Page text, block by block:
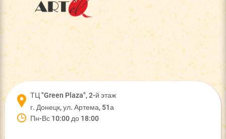
ТЦ "Green Plaza", 2-й этаж
г. Донецк, ул. Артема, 51а
Пн-Вс 10:00 до 18:00